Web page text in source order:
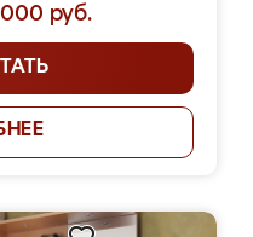
руб.